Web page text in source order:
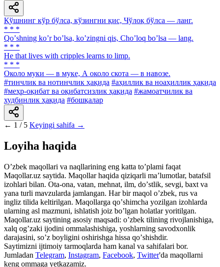
Қўшнинг кўр бўлса, кўзингни қис, Чўлоқ бўлса — ланг.
* * *
Qoʼshning koʼr boʼlsa, koʼzingni qis, Choʼloq boʼlsa — lang.
* * *
He that lives with cripples learns to limp.
* * *
Около муки — в муке, А около скота — в навозе.
#тинчлик ва нотинчлик ҳақида #аҳиллик ва ноаҳиллик ҳақида
#меҳр-оқибат ва оқибатсизлик ҳақида #жамоатчилик ва
худбинлик ҳақида #бошқалар
← 1 / 5 Keyingi sahifa →
Loyiha haqida
Oʼzbek maqollari va naqllarining eng katta toʼplami faqat
Maqollar.uz saytida. Maqollar haqida qiziqarli maʼlumotlar, batafsil
izohlari bilan. Ota-ona, vatan, mehnat, ilm, doʼstlik, sevgi, baxt va
yana turli mavzularda jamlangan. Har bir maqol oʼzbek, rus va
ingliz tilida keltirilgan. Maqollarga qoʼshimcha yozilgan izohlarda
ularning asl mazmuni, ishlatish joiz boʼlgan holatlar yoritilgan.
Maqollar.uz saytining asosiy maqsadi: oʼzbek tilining rivojlanishiga,
xalq ogʼzaki ijodini ommalashishiga, yoshlarning savodxonlik
darajasini, soʼz boyligini oshirishga hissa qoʼshishdir.
Saytimizni ijtimoiy tarmoqlarda ham kanal va sahifalari bor.
Jumladan Telegram, Instagram, Facebook, Twitter'da maqollarni
keng ommaga yetkazamiz.